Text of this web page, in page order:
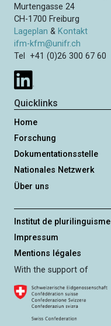
Murtengasse 24
CH-1700 Freiburg
Lageplan & Kontakt
ifm-kfm@unifr.ch
Tel +41 (0)26 300 67 60
Quicklinks
Home
Forschung
Dokumentationsstelle
Nationales Netzwerk
Über uns
Institut de plurilinguisme
Impressum
Mentions légales
With the support of